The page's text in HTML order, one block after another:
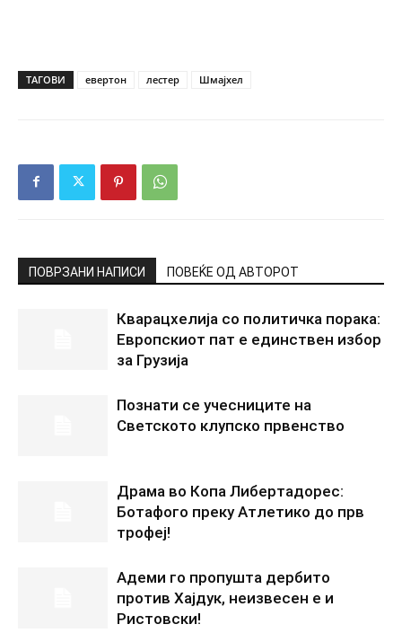
ТАГОВИ евертон лестер Шмајхел
ПОВРЗАНИ НАПИСИ ПОВЕЌЕ ОД АВТОРОТ
Кварацхелија со политичка порака:
Европскиот пат е единствен избор
за Грузија
Познати се учесниците на
Светското клупско првенство
Драма во Копа Либертадорес:
Ботафого преку Атлетико до прв
трофеј!
Адеми го пропушта дербито
против Хајдук, неизвесен е и
Ристовски!